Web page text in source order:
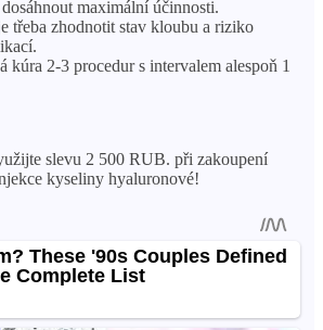
maximální účinnosti.
třeba zhodnotit stav kloubu a riziko
kúra 2-3 procedur s intervalem alespoň 1
slevu 2 500 RUB. při zakoupení
kyseliny hyaluronové!